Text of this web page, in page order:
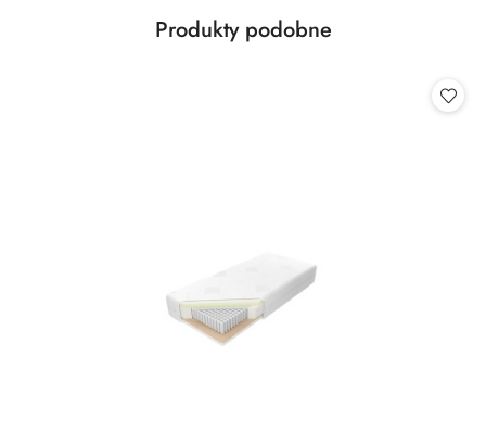
Pomiń karuzelę produktów
Produkty
Produkty podobne